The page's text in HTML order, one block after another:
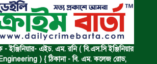
রোহিঙ্গা উদ্ধার।
ডুবে এক ছাত্রের মৃত্যু।
ইঞ্জিনিয়ার- এইচ. এম. রনি ( বি.এস.সি ইঞ্জিনিয়ার
) { ঠিকানা - বি. এম. কলেজ রোড,